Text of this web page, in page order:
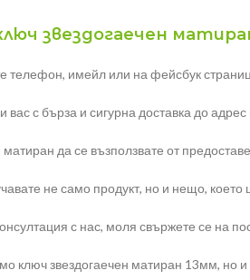
звездогаечен
имейл или на фейсбук
вас с бърза и сигурна доставка до
да се възползвате от
не само продукт, но и нещо,
с нас, моля свържете се на
ключ звездогаечен матиран 13мм, но